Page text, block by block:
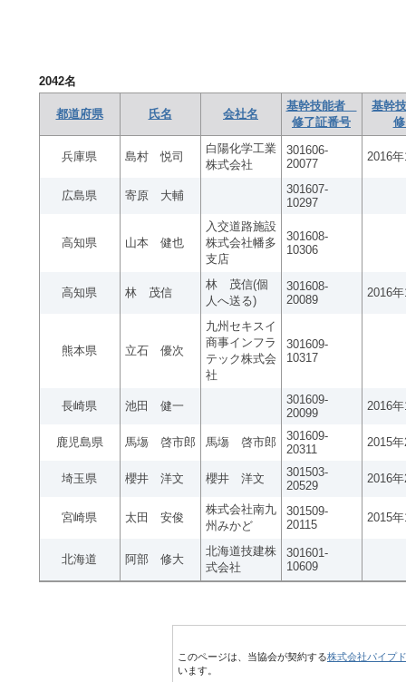
2042名
都道府県 氏名 会社名
基幹技能者
修了証番号
基幹
兵庫県 島村 悦司
白陽化学工業
株式会社
301606-
20077
2016
広島県 寄原 大輔
301607-
10297
高知県 山本 健也
入交道路施設
株式会社幡多
支店
301608-
10306
高知県 林 茂信
林 茂信(個
人へ送る)
301608-
20089
2016
熊本県 立石 優次
九州セキスイ
商事インフラ
テック株式会
社
301609-
10317
長崎県 池田 健一
301609-
20099
2016
鹿児島県 馬塲 啓市郎 馬塲 啓市郎
301609-
20311
2015
埼玉県 櫻井 洋文 櫻井 洋文
301503-
20529
2016
宮崎県 太田 安俊
株式会社南九
州みかど
301509-
20115
2015
北海道 阿部 修大
北海道技建株
式会社
301601-
10609
このページは、当協会が契約する株式会社パイプ
います。